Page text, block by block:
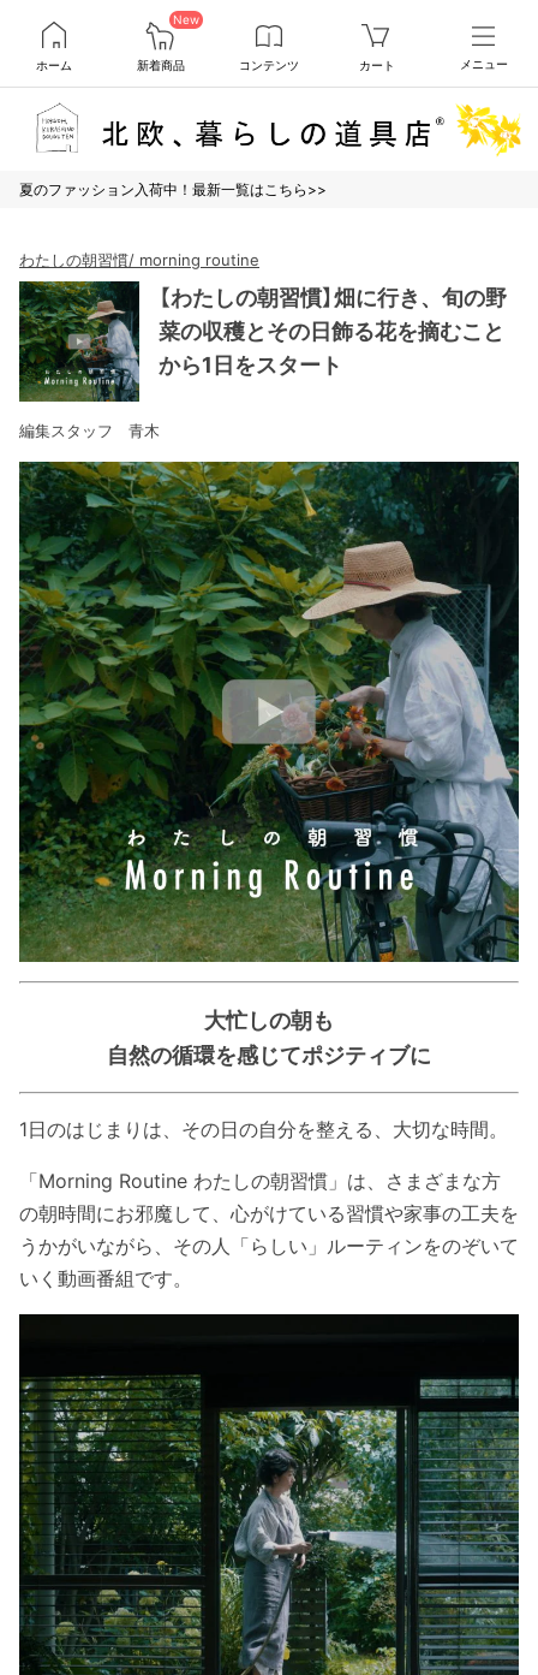
ホーム
New
新着商品 コンテンツ カート メニュー
夏のファッション入荷中！最新一覧はこちら>>
わたしの朝習慣/ morning routine
【わたしの朝習慣】畑に行き、旬の野
菜の収穫とその日飾る花を摘むこと
から1日をスタート
編集スタッフ 青木
大忙しの朝も
自然の循環を感じてポジティブに
1日のはじまりは、その日の自分を整える、大切な時間。
「Morning Routine わたしの朝習慣」は、さまざまな方
の朝時間にお邪魔して、心がけている習慣や家事の工夫を
うかがいながら、その人「らしい」ルーティンをのぞいて
いく動画番組です。